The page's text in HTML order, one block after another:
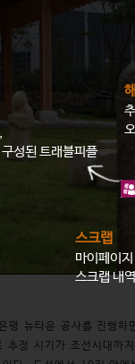
평 뉴타운 공사를 진행하
정 시기가 조선시대까
성된 트래블피플
스크랩
마이페이지
스크랩 내